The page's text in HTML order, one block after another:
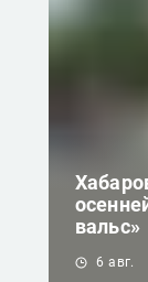
вальс»
6 авг.